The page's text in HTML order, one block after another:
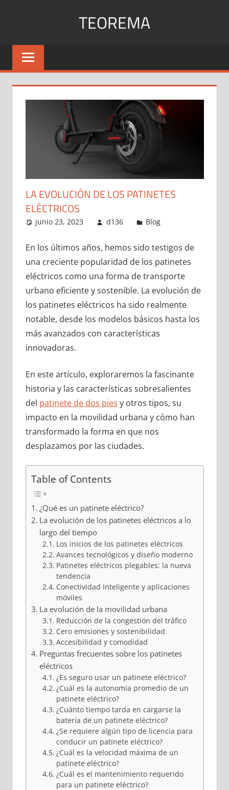
TEOREMA
Explicación
los
LA EVOLUCIÓN DE LOS PATINETES
ELÉCTRICOS
junio 23, 2023 d136 Blog
En los últimos años, hemos sido testigos de
una creciente popularidad de los patinetes
eléctricos como una forma de transporte
urbano eficiente y sostenible. La evolución de
los patinetes eléctricos ha sido realmente
notable, desde los modelos básicos hasta los
más avanzados con características
innovadoras.
En este artículo, exploraremos la fascinante
historia y las características sobresalientes
del patinete de dos pies y otros tipos, su
impacto en la movilidad urbana y cómo han
transformado la forma en que nos
desplazamos por las ciudades.
Table of Contents
¿Qué es un patinete eléctrico?
La evolución de los patinetes eléctricos a lo
largo del tiempo
Los inicios de los patinetes eléctricos
Avances tecnológicos y diseño moderno
Patinetes eléctricos plegables: la nueva
tendencia
Conectividad inteligente y aplicaciones
móviles
La evolución de la movilidad urbana
Reducción de la congestión del tráfico
Cero emisiones y sostenibilidad
Accesibilidad y comodidad
Preguntas frecuentes sobre los patinetes
eléctricos
¿Es seguro usar un patinete eléctrico?
¿Cuál es la autonomía promedio de un
patinete eléctrico?
¿Cuánto tiempo tarda en cargarse la
batería de un patinete eléctrico?
¿Se requiere algún tipo de licencia para
conducir un patinete eléctrico?
¿Cuál es la velocidad máxima de un
patinete eléctrico?
¿Cuál es el mantenimiento requerido
para un patinete eléctrico?